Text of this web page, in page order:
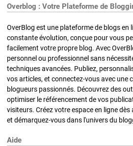
Overblog : Votre Plateforme de
OverBlog est une plateforme de blogs en
constante évolution, conçue pour vous
facilement votre propre blog. Avec
personnel ou professionnel sans
techniques avancées. Publiez,
vos articles, et connectez-vous avec une
blogueurs passionnés. Découvrez des
optimiser le référencement de vos
visiteurs. Créez votre espace en ligne
et démarquez-vous dans l'univers du
Aide